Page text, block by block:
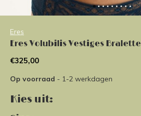
Eres
Eres Volubilis Vestiges Bralette
€325,00
Op voorraad - 1-2 werkdagen
Kies uit: